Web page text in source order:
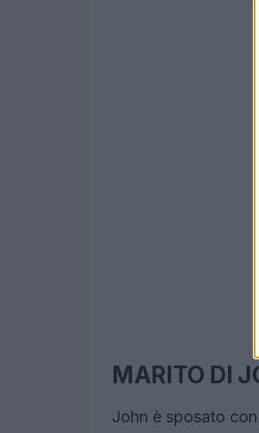
MARITO DI
John è sposato